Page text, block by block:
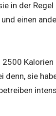
in der Regel
einen
Kalorien
denn, sie